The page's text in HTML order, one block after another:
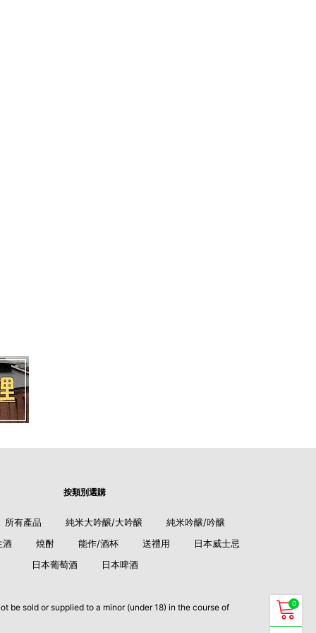
按類別選購
所有產品 純米大吟醸/大吟醸
純米吟醸/吟醸
酒
焼酎 能作/酒杯 送禮用
日本威士忌
日本葡萄酒
日本啤酒
be sold or supplied to a minor (under 18) in the course of 0